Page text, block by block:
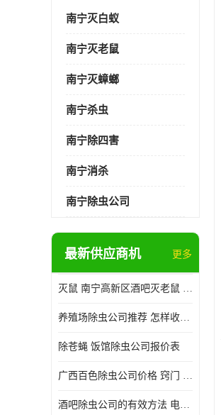
南宁灭白蚁
南宁灭老鼠
南宁灭蟑螂
南宁杀虫
南宁除四害
南宁消杀
南宁除虫公司
最新供应商机 更多
灭鼠 南宁高新区酒吧灭老鼠 诚信经营
养殖场除虫公司推荐 怎样收费 除苍蝇
除苍蝇 饭馆除虫公司报价表
广西百色除虫公司价格 窍门 除蟑螂
酒吧除虫公司的有效方法 电话 除螨虫